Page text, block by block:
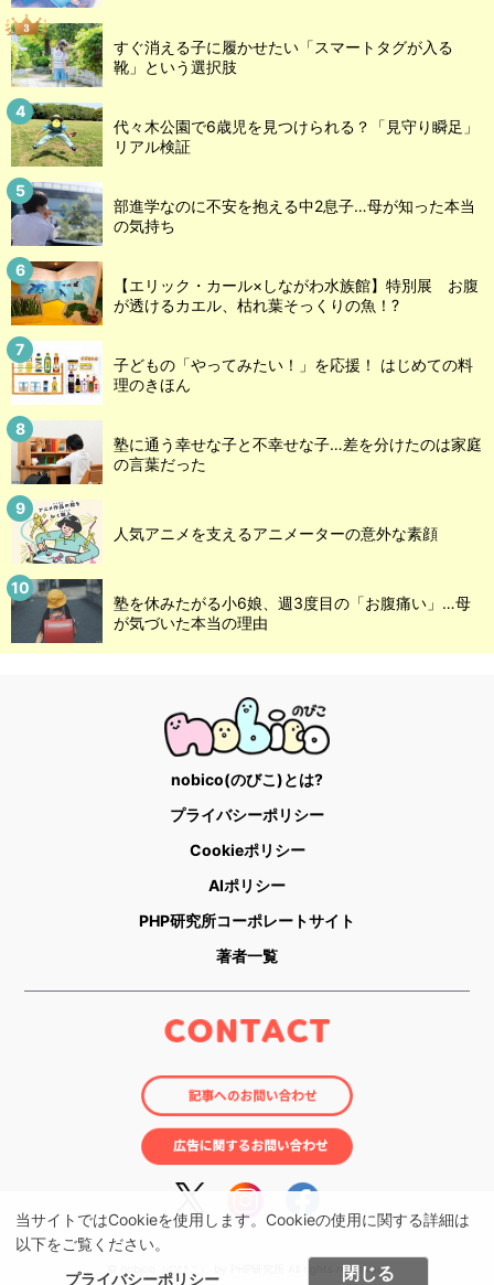
当サイトではCookieを使用します。Cookieの使用に関する詳細は
以下をご覧ください。
プライバシーポリシー
閉じる
すぐ消える子に履かせたい「スマートタグが入る
靴」という選択肢
代々木公園で6歳児を見つけられる？「見守り瞬足」
リアル検証
部進学なのに不安を抱える中2息子…母が知った本当
の気持ち
【エリック・カール×しながわ水族館】特別展 お腹
が透けるカエル、枯れ葉そっくりの魚！?
子どもの「やってみたい！」を応援！ はじめての料
理のきほん
塾に通う幸せな子と不幸せな子…差を分けたのは家庭
の言葉だった
人気アニメを支えるアニメーターの意外な素顔
塾を休みたがる小6娘、週3度目の「お腹痛い」…母
が気づいた本当の理由
nobico(のびこ)とは?
プライバシーポリシー
Cookieポリシー
AIポリシー
PHP研究所コーポレートサイト
著者一覧
© nobico（のびこ） by PHP研究所 All rights reserved.